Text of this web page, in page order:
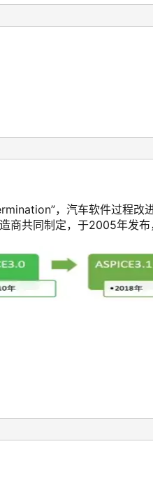
，汽车软件过程改
商共同制定，于2005年发